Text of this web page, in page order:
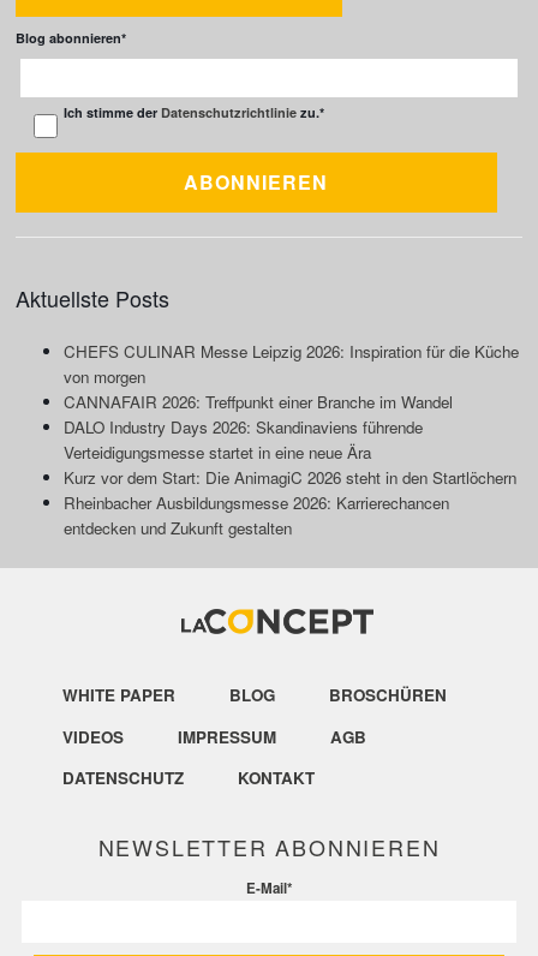
Blog abonnieren*
Ich stimme der Datenschutzrichtlinie zu.*
Aktuellste Posts
CHEFS CULINAR Messe Leipzig 2026: Inspiration für die Küche
von morgen
CANNAFAIR 2026: Treffpunkt einer Branche im Wandel
DALO Industry Days 2026: Skandinaviens führende
Verteidigungsmesse startet in eine neue Ära
Kurz vor dem Start: Die AnimagiC 2026 steht in den Startlöchern
Rheinbacher Ausbildungsmesse 2026: Karrierechancen
entdecken und Zukunft gestalten
WHITE PAPER BLOG
BROSCHÜREN
VIDEOS
IMPRESSUM
AGB
DATENSCHUTZ
KONTAKT
NEWSLETTER ABONNIEREN
E-Mail*